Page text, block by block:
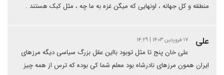
منطقه و کل جهانه ، اونهایی که میگن غزه به ما چه ، مثل کبک هستند .
علی ۱۷ فروردین ۱۴۰۳ | ۱۴:۲۹
علی خان پنج تا مثل توبود بااین عقل بزرگ سیاسی دیگه مرزهای
ایران همون مرزهای نادرشاه بود معلم شما کی بوده که ترس از همه چیز